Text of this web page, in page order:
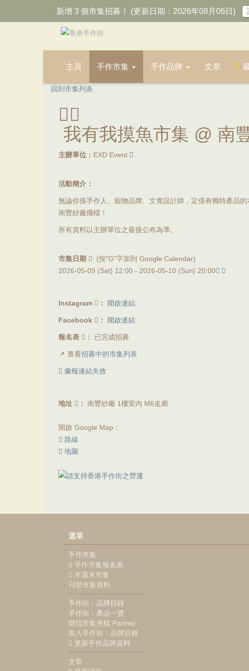
新增 3 個市集招募！ (更新日期：2026年08月06日)
主頁 手作市集 手作品牌 文章
回到市集列表
我有我摸魚市集 @ 南
主辦單位： EXD Event
活動簡介：
無論你係手作人、寵物品牌、文青設計師，定係有獨特產品
南豐紗廠擺檔！
所有資料以主辦單位之最後公布為準。
市集日期
(按"G"字加到 Google Calendar)
2026-05-09 (Sat) 12:00 - 2026-05-10 (Sun) 20:00
Instagram ： 開啟連結
Facebook ： 開啟連結
報名表 ： 已完成招募
📌 查看招募中的市集列表
彙報連結失效
地址 ： 南豐紗廠 1樓室內 M6走廊
開啟 Google Map：
路線
地圖
選單
手作市集
手作市集報名表
本週末市集
刊登市集資料
手作街：品牌目錄
手作街：產品一覽
尋找市集夾檔 Partner
加入手作街：品牌目錄
更新手作品牌資料
文章